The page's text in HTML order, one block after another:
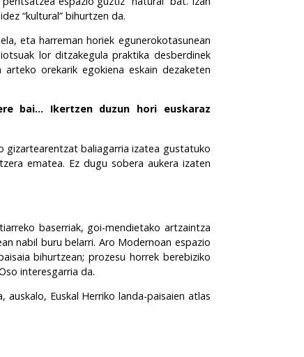
“kultural” bihurtzen da.
eta harreman horiek egunerokotasunean
lor ditzakegula praktika desberdinek
orekarik egokiena eskain dezaketen
bai... Ikertzen duzun hori euskaraz
gizartearentzat baliagarria izatea gustatuko
ematea. Ez dugu sobera aukera izaten
baserriak, goi-mendietako artzaintza
nabil buru belarri. Aro Modernoan espazio
bihurtzean; prozesu horrek berebiziko
interesgarria da.
Euskal Herriko landa-paisaien atlas